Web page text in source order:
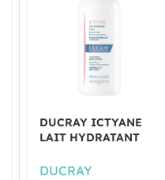
DUCRAY ICTYANE
LAIT HYDRATANT
DUCRAY